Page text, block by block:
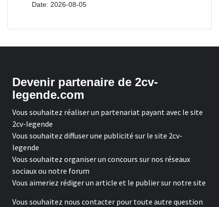
Date: 2026-08-05
Devenir partenaire de 2cv-
legende.com
Vous souhaitez réaliser un partenariat payant avec le site
2cv-legende
Vous souhaitez diffuser une publicité sur le site 2cv-
legende
Vous souhaitez organiser un concours sur nos réseaux
sociaux ou notre forum
Vous aimeriez rédiger un article et le publier sur notre site
Vous souhaitez nous contacter pour toute autre question